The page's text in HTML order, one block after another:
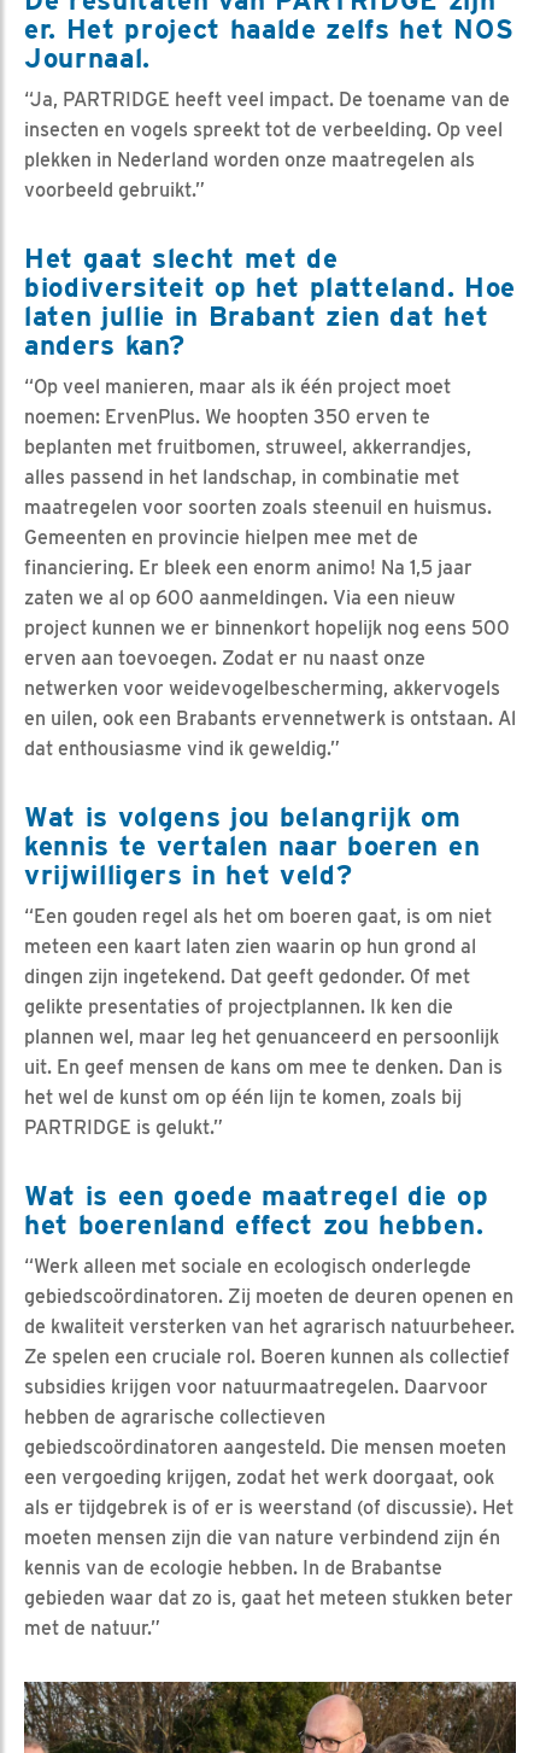
er. Het project haalde zelfs het NOS
Journaal.
“Ja, PARTRIDGE heeft veel impact. De toename van de
insecten en vogels spreekt tot de verbeelding. Op veel
plekken in Nederland worden onze maatregelen als
voorbeeld gebruikt.”
Het gaat slecht met de
biodiversiteit op het platteland. Hoe
laten jullie in Brabant zien dat het
anders kan?
“Op veel manieren, maar als ik één project moet
noemen: ErvenPlus. We hoopten 350 erven te
beplanten met fruitbomen, struweel, akkerrandjes,
alles passend in het landschap, in combinatie met
maatregelen voor soorten zoals steenuil en huismus.
Gemeenten en provincie hielpen mee met de
financiering. Er bleek een enorm animo! Na 1,5 jaar
zaten we al op 600 aanmeldingen. Via een nieuw
project kunnen we er binnenkort hopelijk nog eens 500
erven aan toevoegen. Zodat er nu naast onze
netwerken voor weidevogelbescherming, akkervogels
en uilen, ook een Brabants ervennetwerk is ontstaan. Al
dat enthousiasme vind ik geweldig.”
Wat is volgens jou belangrijk om
kennis te vertalen naar boeren en
vrijwilligers in het veld?
“Een gouden regel als het om boeren gaat, is om niet
meteen een kaart laten zien waarin op hun grond al
dingen zijn ingetekend. Dat geeft gedonder. Of met
gelikte presentaties of projectplannen. Ik ken die
plannen wel, maar leg het genuanceerd en persoonlijk
uit. En geef mensen de kans om mee te denken. Dan is
het wel de kunst om op één lijn te komen, zoals bij
PARTRIDGE is gelukt.”
Wat is een goede maatregel die op
het boerenland effect zou hebben.
“Werk alleen met sociale en ecologisch onderlegde
gebiedscoördinatoren. Zij moeten de deuren openen en
de kwaliteit versterken van het agrarisch natuurbeheer.
Ze spelen een cruciale rol. Boeren kunnen als collectief
subsidies krijgen voor natuurmaatregelen. Daarvoor
hebben de agrarische collectieven
gebiedscoördinatoren aangesteld. Die mensen moeten
een vergoeding krijgen, zodat het werk doorgaat, ook
als er tijdgebrek is of er is weerstand (of discussie). Het
moeten mensen zijn die van nature verbindend zijn én
kennis van de ecologie hebben. In de Brabantse
gebieden waar dat zo is, gaat het meteen stukken beter
met de natuur.”